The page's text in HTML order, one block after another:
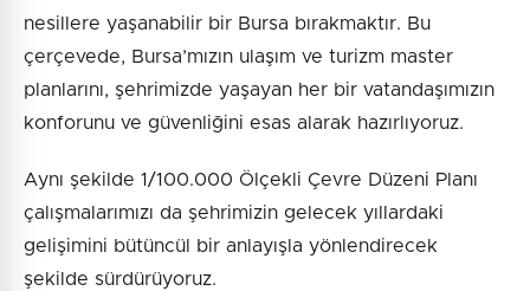
nesillere yaşanabilir bir Bursa bırakmaktır. Bu
çerçevede, Bursa’mızın ulaşım ve turizm master
planlarını, şehrimizde yaşayan her bir vatandaşımızın
konforunu ve güvenliğini esas alarak hazırlıyoruz.
Aynı şekilde 1/100.000 Ölçekli Çevre Düzeni Planı
çalışmalarımızı da şehrimizin gelecek yıllardaki
gelişimini bütüncül bir anlayışla yönlendirecek
şekilde sürdürüyoruz.